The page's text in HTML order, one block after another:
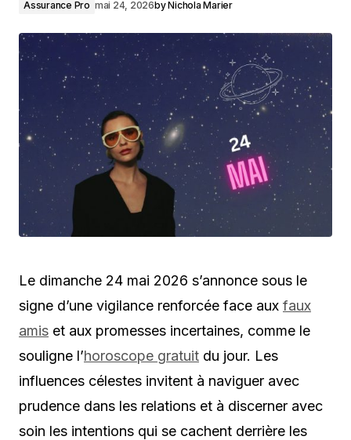
Assurance Pro mai 24, 2026byNichola Marier
Le dimanche 24 mai 2026 s’annonce sous le
signe d’une vigilance renforcée face aux faux
amis et aux promesses incertaines, comme le
souligne l’horoscope gratuit du jour. Les
influences célestes invitent à naviguer avec
prudence dans les relations et à discerner avec
soin les intentions qui se cachent derrière les